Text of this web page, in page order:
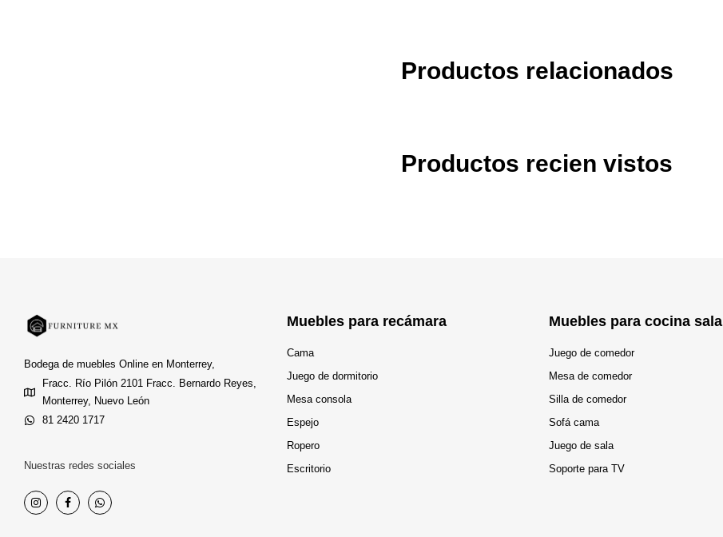
Productos relacionados
Productos recien vistos
Bodega de muebles Online en Monterrey,
Fracc. Río Pilón 2101 Fracc. Bernardo Reyes,
Monterrey, Nuevo León
81 2420 1717
Nuestras redes sociales
Muebles para recámara
Cama
Juego de dormitorio
Mesa consola
Espejo
Ropero
Escritorio
Muebles para cocina sala
Juego de comedor
Mesa de comedor
Silla de comedor
Sofá cama
Juego de sala
Soporte para TV